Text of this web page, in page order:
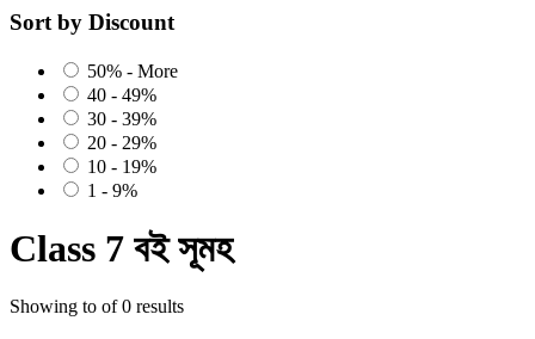
Sort by Discount
50% - More
40 - 49%
30 - 39%
20 - 29%
10 - 19%
1 - 9%
Class 7 বই সূমহ
Showing to of 0 results